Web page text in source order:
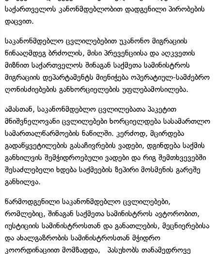
საქართველოს კანონმდებლობით დადგენილი პირობების
დაცვით.
საკანონმდებლო ცვლილებებით უკანონო მიგრაციის
წინააღმდეგ ბრძოლის, მისი პრევენციისა და აღკვეთის
მიზნით საქართველოს შინაგან საქმეთა სამინისტროს
მიგრაციის დეპარტამენტს მიენიჭება ოპერატიულ-სამძებრო
ღონისძიებების განხორციელების უფლებამოსილება.
ამასთან, საკანონმდებლო ცვლილებათა პაკეტით
მნიშვნელოვანი ცვლილებები ხორციელდება სასამართლო
სამართალწარმოების ნაწილში. კერძოდ, მცირდება
გადაწყვეტილების გასაჩივრების ვადები, დგინდება საქმის
განხილვის შემჭიდროებული ვადები და რიგ შემთხვევებში
შესაძლებელი ხდება საქმეების ზეპირი მოსმენის გარეშე
განხილვა.
წარმოდგენილი საკანონმდებლო ცვლილებები,
რომლებიც, შინაგან საქმეთა სამინისტროს ავტორობით,
იუსტიციის სამინისტროსთან და განათლების, მეცნიერებისა
და ახალგაზრობის სამინისტროსთან მჭიდრო
კოორდინაციით მომზადდა, პასუხობს თანამედროვე